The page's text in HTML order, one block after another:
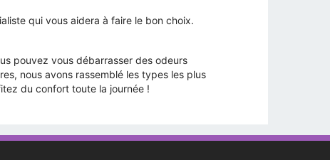
qui vous aidera à faire le bon choix.
pouvez vous débarrasser des odeurs
nous avons rassemblé les types les plus
du confort toute la journée !